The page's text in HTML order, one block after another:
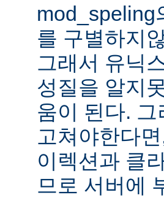
mod_speling
를 구별하지
그래서 유닉
성질을 알지
움이 된다.
고쳐야한다
이렉션과 클
므로 서버에